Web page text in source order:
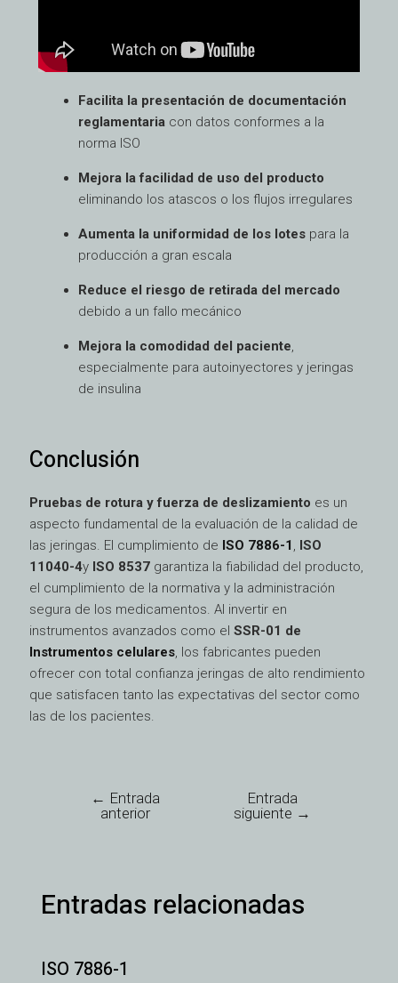
Facilita la presentación de documentación
reglamentaria con datos conformes a la
norma ISO
Mejora la facilidad de uso del producto
eliminando los atascos o los flujos irregulares
Aumenta la uniformidad de los lotes para la
producción a gran escala
Reduce el riesgo de retirada del mercado
debido a un fallo mecánico
Mejora la comodidad del paciente,
especialmente para autoinyectores y jeringas
de insulina
Conclusión
Pruebas de rotura y fuerza de deslizamiento es un
aspecto fundamental de la evaluación de la calidad de
las jeringas. El cumplimiento de ISO 7886-1 , ISO
11040-4y ISO 8537 garantiza la fiabilidad del producto,
el cumplimiento de la normativa y la administración
segura de los medicamentos. Al invertir en
instrumentos avanzados como elSSR-01 de
Instrumentos celulares, los fabricantes pueden
ofrecer con total confianza jeringas de alto rendimiento
que satisfacen tanto las expectativas del sector como
las de los pacientes.
← Entrada
anterior
Entrada
siguiente →
Entradas relacionadas
ISO 7886-1